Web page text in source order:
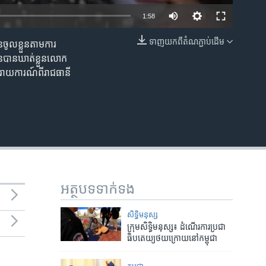
EMBED
1:58
ទាញ​យក​ពី​តំណភ្ជាប់​ដើម
ខ្លួន​តាមការ​
បាន​ឃាត់ខ្លួន​លោក​
ាយការណ៍​ពីរាជធានី
អត្ថបទ​ទាក់ទង
សិទ្ធិ​មនុស្ស
ក្រុម​សិទ្ធិ​មនុស្ស៖ ដំណើរ​ការ​ប្រជា
ធិបតេយ្យ​ថយ​ក្រោយ​នៅកម្ពុជា